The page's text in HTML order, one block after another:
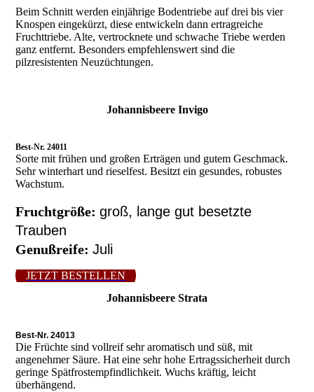
Beim Schnitt werden einjährige Bodentriebe auf drei bis vier
Knospen eingekürzt, diese entwickeln dann ertragreiche
Fruchttriebe. Alte, vertrocknete und schwache Triebe werden
ganz entfernt. Besonders empfehlenswert sind die
pilzresistenten Neuzüchtungen.
Johannisbeere Invigo
Best-Nr. 24011
Sorte mit frühen und großen Erträgen und gutem Geschmack.
Sehr winterhart und rieselfest. Besitzt ein gesundes, robustes
Wachstum.
Fruchtgröße:groß, lange gut besetzte
Trauben
Genußreife:Juli
JETZT BESTELLEN
Johannisbeere Strata
Best-Nr. 24013
Die Früchte sind vollreif sehr aromatisch und süß, mit
angenehmer Säure. Hat eine sehr hohe Ertragssicherheit durch
geringe Spätfrostempfindlichkeit. Wuchs kräftig, leicht
überhängend.